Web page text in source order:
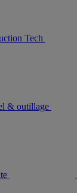
Tech
& outillage